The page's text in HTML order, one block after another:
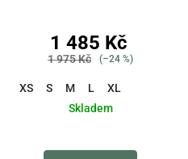
1 485 Kč
1 975 Kč (–24 %)
XS S M L
XL
Skladem
hodnocení